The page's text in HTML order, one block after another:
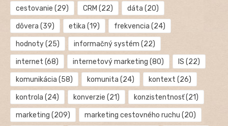
cestovanie (29) CRM (22) dáta (20)
dôvera (39) etika (19) frekvencia (24)
hodnoty(25) informačný systém (22)
internet (68) internetový marketing (80) IS (22)
komunikácia (58) komunita (24) kontext (26)
kontrola (24) konverzie (21) konzistentnosť(21)
marketing (209) marketing cestovného ruchu (20)